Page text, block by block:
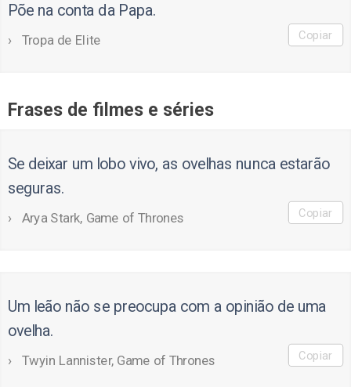
Põe na conta da Papa.
Tropa de Elite Copiar
Frases de filmes e séries
Se deixar um lobo vivo, as ovelhas nunca estarão
seguras.
Arya Stark, Game of Thrones Copiar
Um leão não se preocupa com a opinião de uma
ovelha.
Twyin Lannister, Game of Thrones Copiar